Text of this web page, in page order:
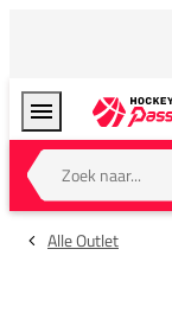
Zoek naar...
Alle Outlet